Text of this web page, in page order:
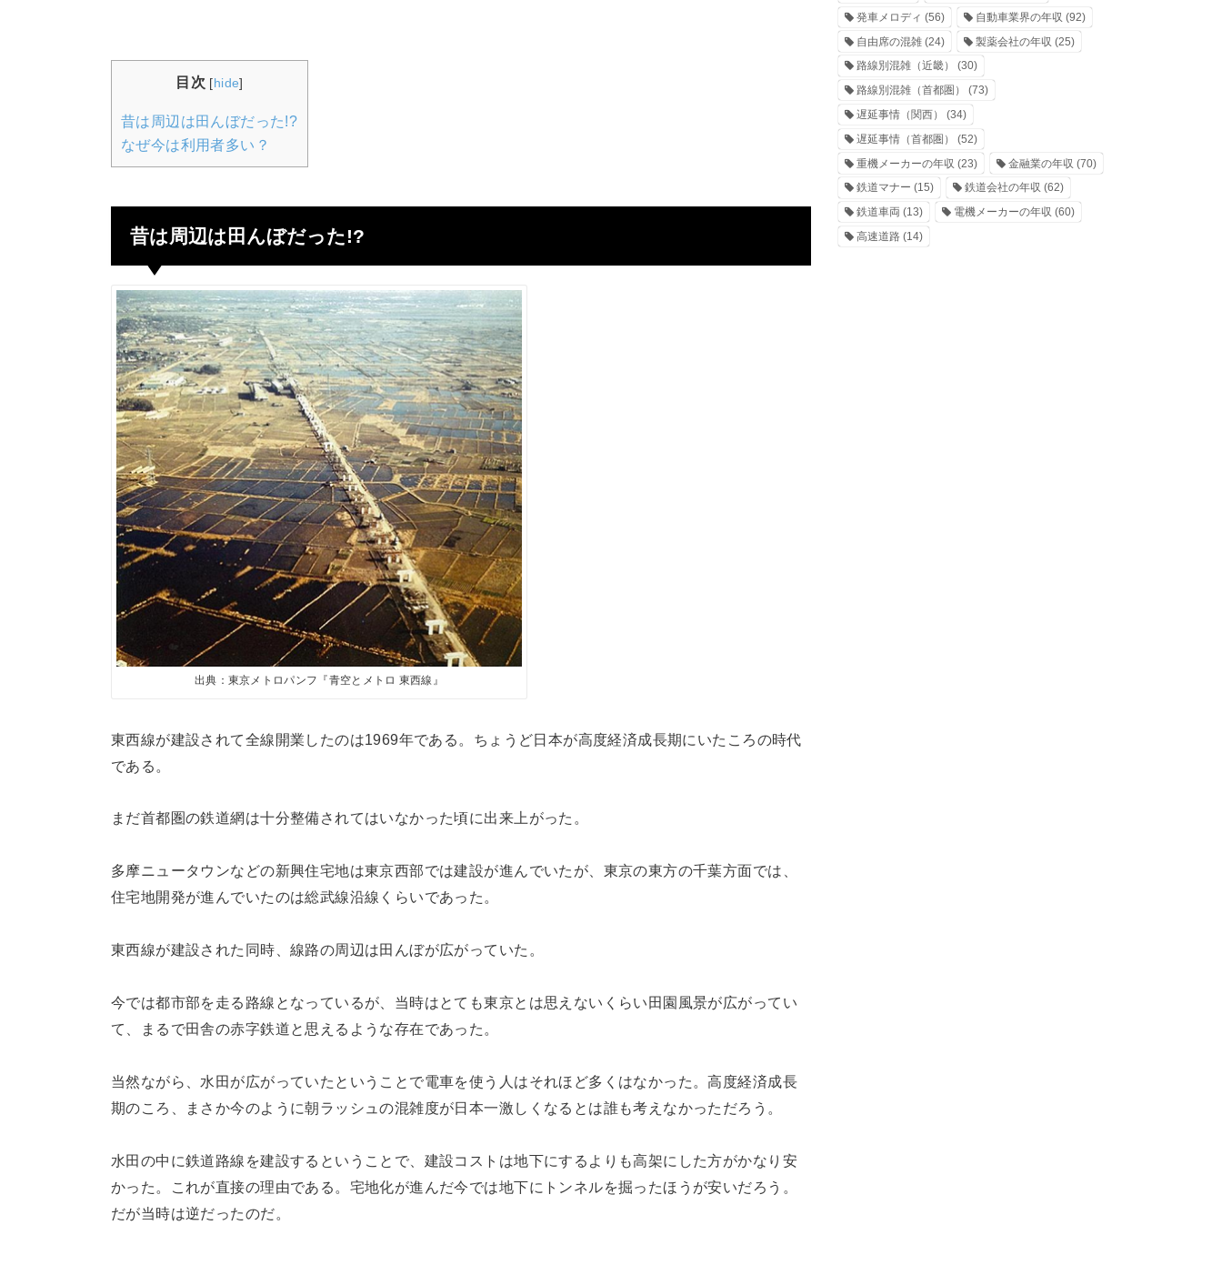
目次 [hide]
昔は周辺は田んぼだった!?
なぜ今は利用者多い？
昔は周辺は田んぼだった!?
出典：東京メトロパンフ『青空とメトロ 東西線』
東西線が建設されて全線開業したのは1969年である。ちょうど日本が高度経済成長期にいたころの時代
である。
まだ首都圏の鉄道網は十分整備されてはいなかった頃に出来上がった。
多摩ニュータウンなどの新興住宅地は東京西部では建設が進んでいたが、東京の東方の千葉方面では、
住宅地開発が進んでいたのは総武線沿線くらいであった。
東西線が建設された同時、線路の周辺は田んぼが広がっていた。
今では都市部を走る路線となっているが、当時はとても東京とは思えないくらい田園風景が広がってい
て、まるで田舎の赤字鉄道と思えるような存在であった。
当然ながら、水田が広がっていたということで電車を使う人はそれほど多くはなかった。高度経済成長
期のころ、まさか今のように朝ラッシュの混雑度が日本一激しくなるとは誰も考えなかっただろう。
水田の中に鉄道路線を建設するということで、建設コストは地下にするよりも高架にした方がかなり安
かった。これが直接の理由である。宅地化が進んだ今では地下にトンネルを掘ったほうが安いだろう。
だが当時は逆だったのだ。
発車メロディ (56) 自動車業界の年収 (92)
自由席の混雑 (24) 製薬会社の年収 (25)
路線別混雑（近畿）
(30)
路線別混雑（首都圏）
(73)
遅延事情（関西）
(34)
遅延事情（首都圏）
(52)
重機メーカーの年収 (23) 金融業の年収 (70)
鉄道マナー (15) 鉄道会社の年収 (62)
鉄道車両 (13) 電機メーカーの年収 (60)
高速道路 (14)